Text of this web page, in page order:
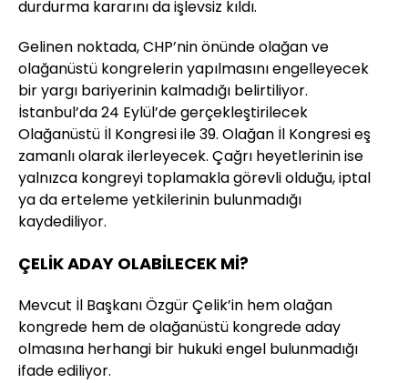
durdurma kararını da işlevsiz kıldı.
Gelinen noktada, CHP’nin önünde olağan ve
olağanüstü kongrelerin yapılmasını engelleyecek
bir yargı bariyerinin kalmadığı belirtiliyor.
İstanbul’da 24 Eylül’de gerçekleştirilecek
Olağanüstü İl Kongresi ile 39. Olağan İl Kongresi eş
zamanlı olarak ilerleyecek. Çağrı heyetlerinin ise
yalnızca kongreyi toplamakla görevli olduğu, iptal
ya da erteleme yetkilerinin bulunmadığı
kaydediliyor.
ÇELİK ADAY OLABİLECEK Mİ?
Mevcut İl Başkanı Özgür Çelik’in hem olağan
kongrede hem de olağanüstü kongrede aday
olmasına herhangi bir hukuki engel bulunmadığı
ifade ediliyor.